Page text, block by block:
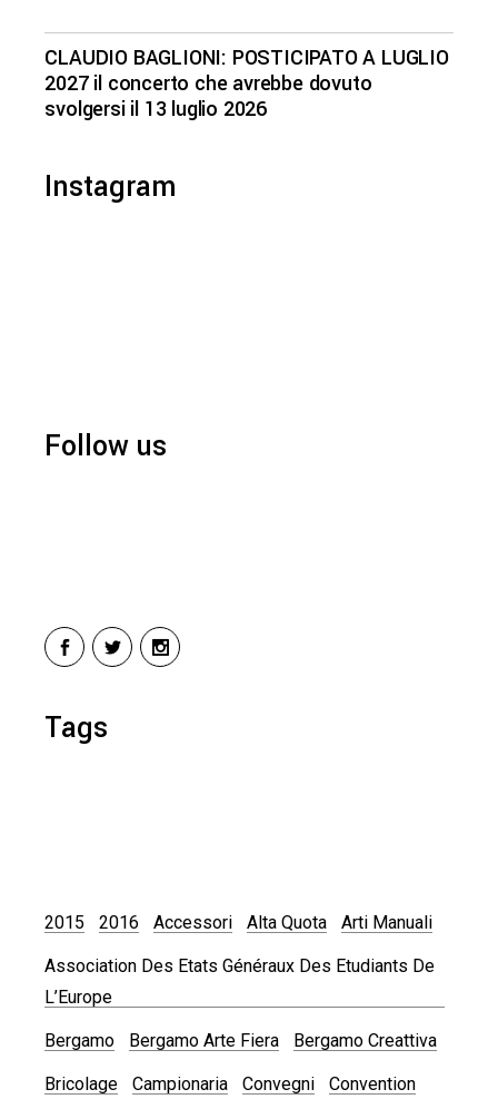
CLAUDIO BAGLIONI: POSTICIPATO A LUGLIO
2027 il concerto che avrebbe dovuto
svolgersi il 13 luglio 2026
Instagram
Follow us
Tags
2015 2016 Accessori Alta Quota Arti Manuali
Association Des Etats Généraux Des Etudiants De
L’Europe
Bergamo Bergamo Arte Fiera Bergamo Creattiva
Bricolage Campionaria Convegni Convention